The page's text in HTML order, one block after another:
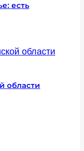
есть
области